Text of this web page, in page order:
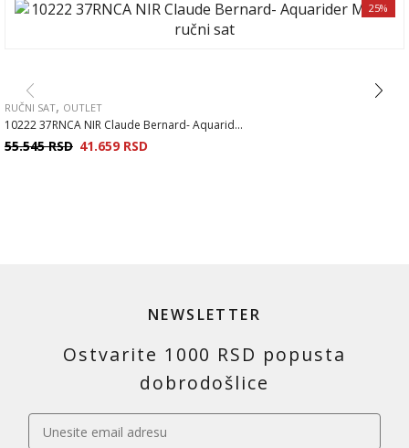
25%
RUČNI SAT, OUTLET
10222 37RNCA NIR Claude Bernard- Aquarid...
55.545RSD 41.659 RSD
NEWSLETTER
Ostvarite 1000 RSD popusta
dobrodošlice